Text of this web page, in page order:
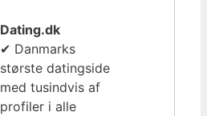
Dating.dk
✔ Danmarks
største datingside
med tusindvis af
profiler i alle